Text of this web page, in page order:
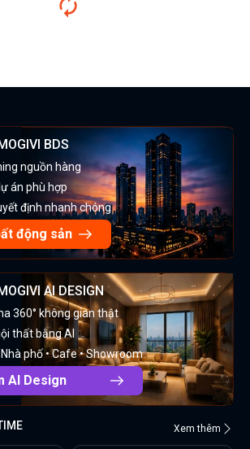
BDS
nguồn hàng
án phù hợp
định nhanh chóng
động sản
AI DESIGN
360° không gian thật
thất bằng AI
Nhà phố • Cafe • Showroom
AI Design
Xem thêm